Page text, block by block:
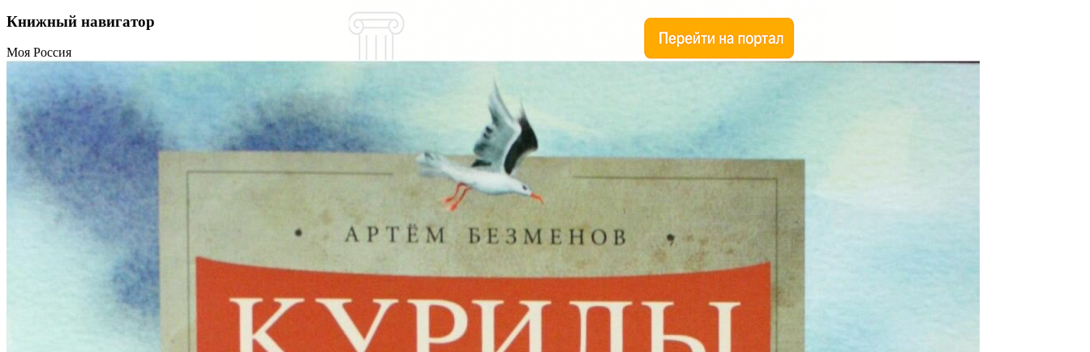
Книжный навигатор
Моя Россия